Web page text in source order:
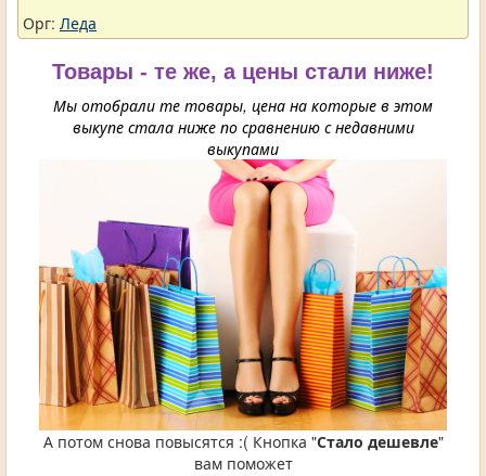
Орг: Леда
Товары - те же, а цены стали ниже!
Мы отобрали те товары, цена на которые в этом
выкупе стала ниже по сравнению с недавними
выкупами
А потом снова повысятся :( Кнопка "Стало дешевле"
вам поможет